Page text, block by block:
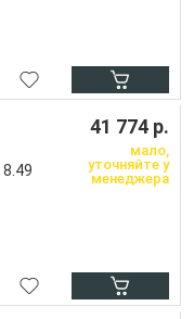
8.49
41 774 р.
мало,
уточняйте у
менеджера